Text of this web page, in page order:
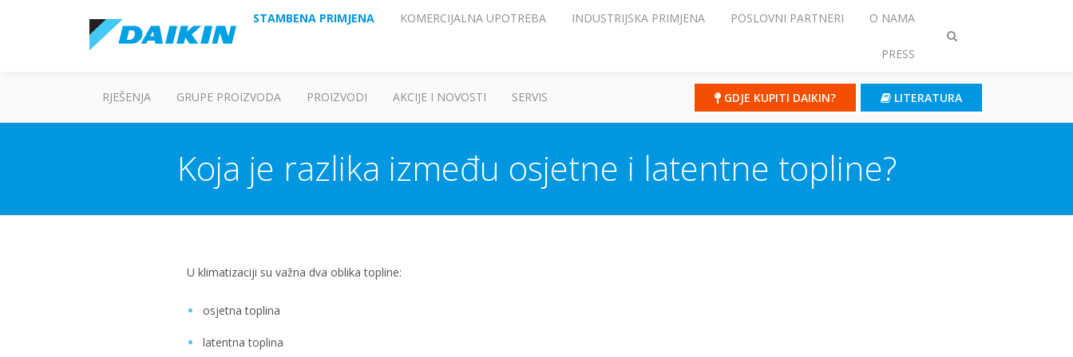
Prebaci
STAMBENA PRIMJENA KOMERCIJALNA UPOTREBA INDUSTRIJSKA PRIMJENA POSLOVNI PARTNERI O NAMA
PRESS
RJEŠENJA GRUPE PROIZVODA PROIZVODI AKCIJE I NOVOSTI SERVIS GDJE KUPITI DAIKIN? LITERATURA
Koja je razlika između osjetne i latentne topline?
U klimatizaciji su važna dva oblika topline:
osjetna toplina
latentna toplina